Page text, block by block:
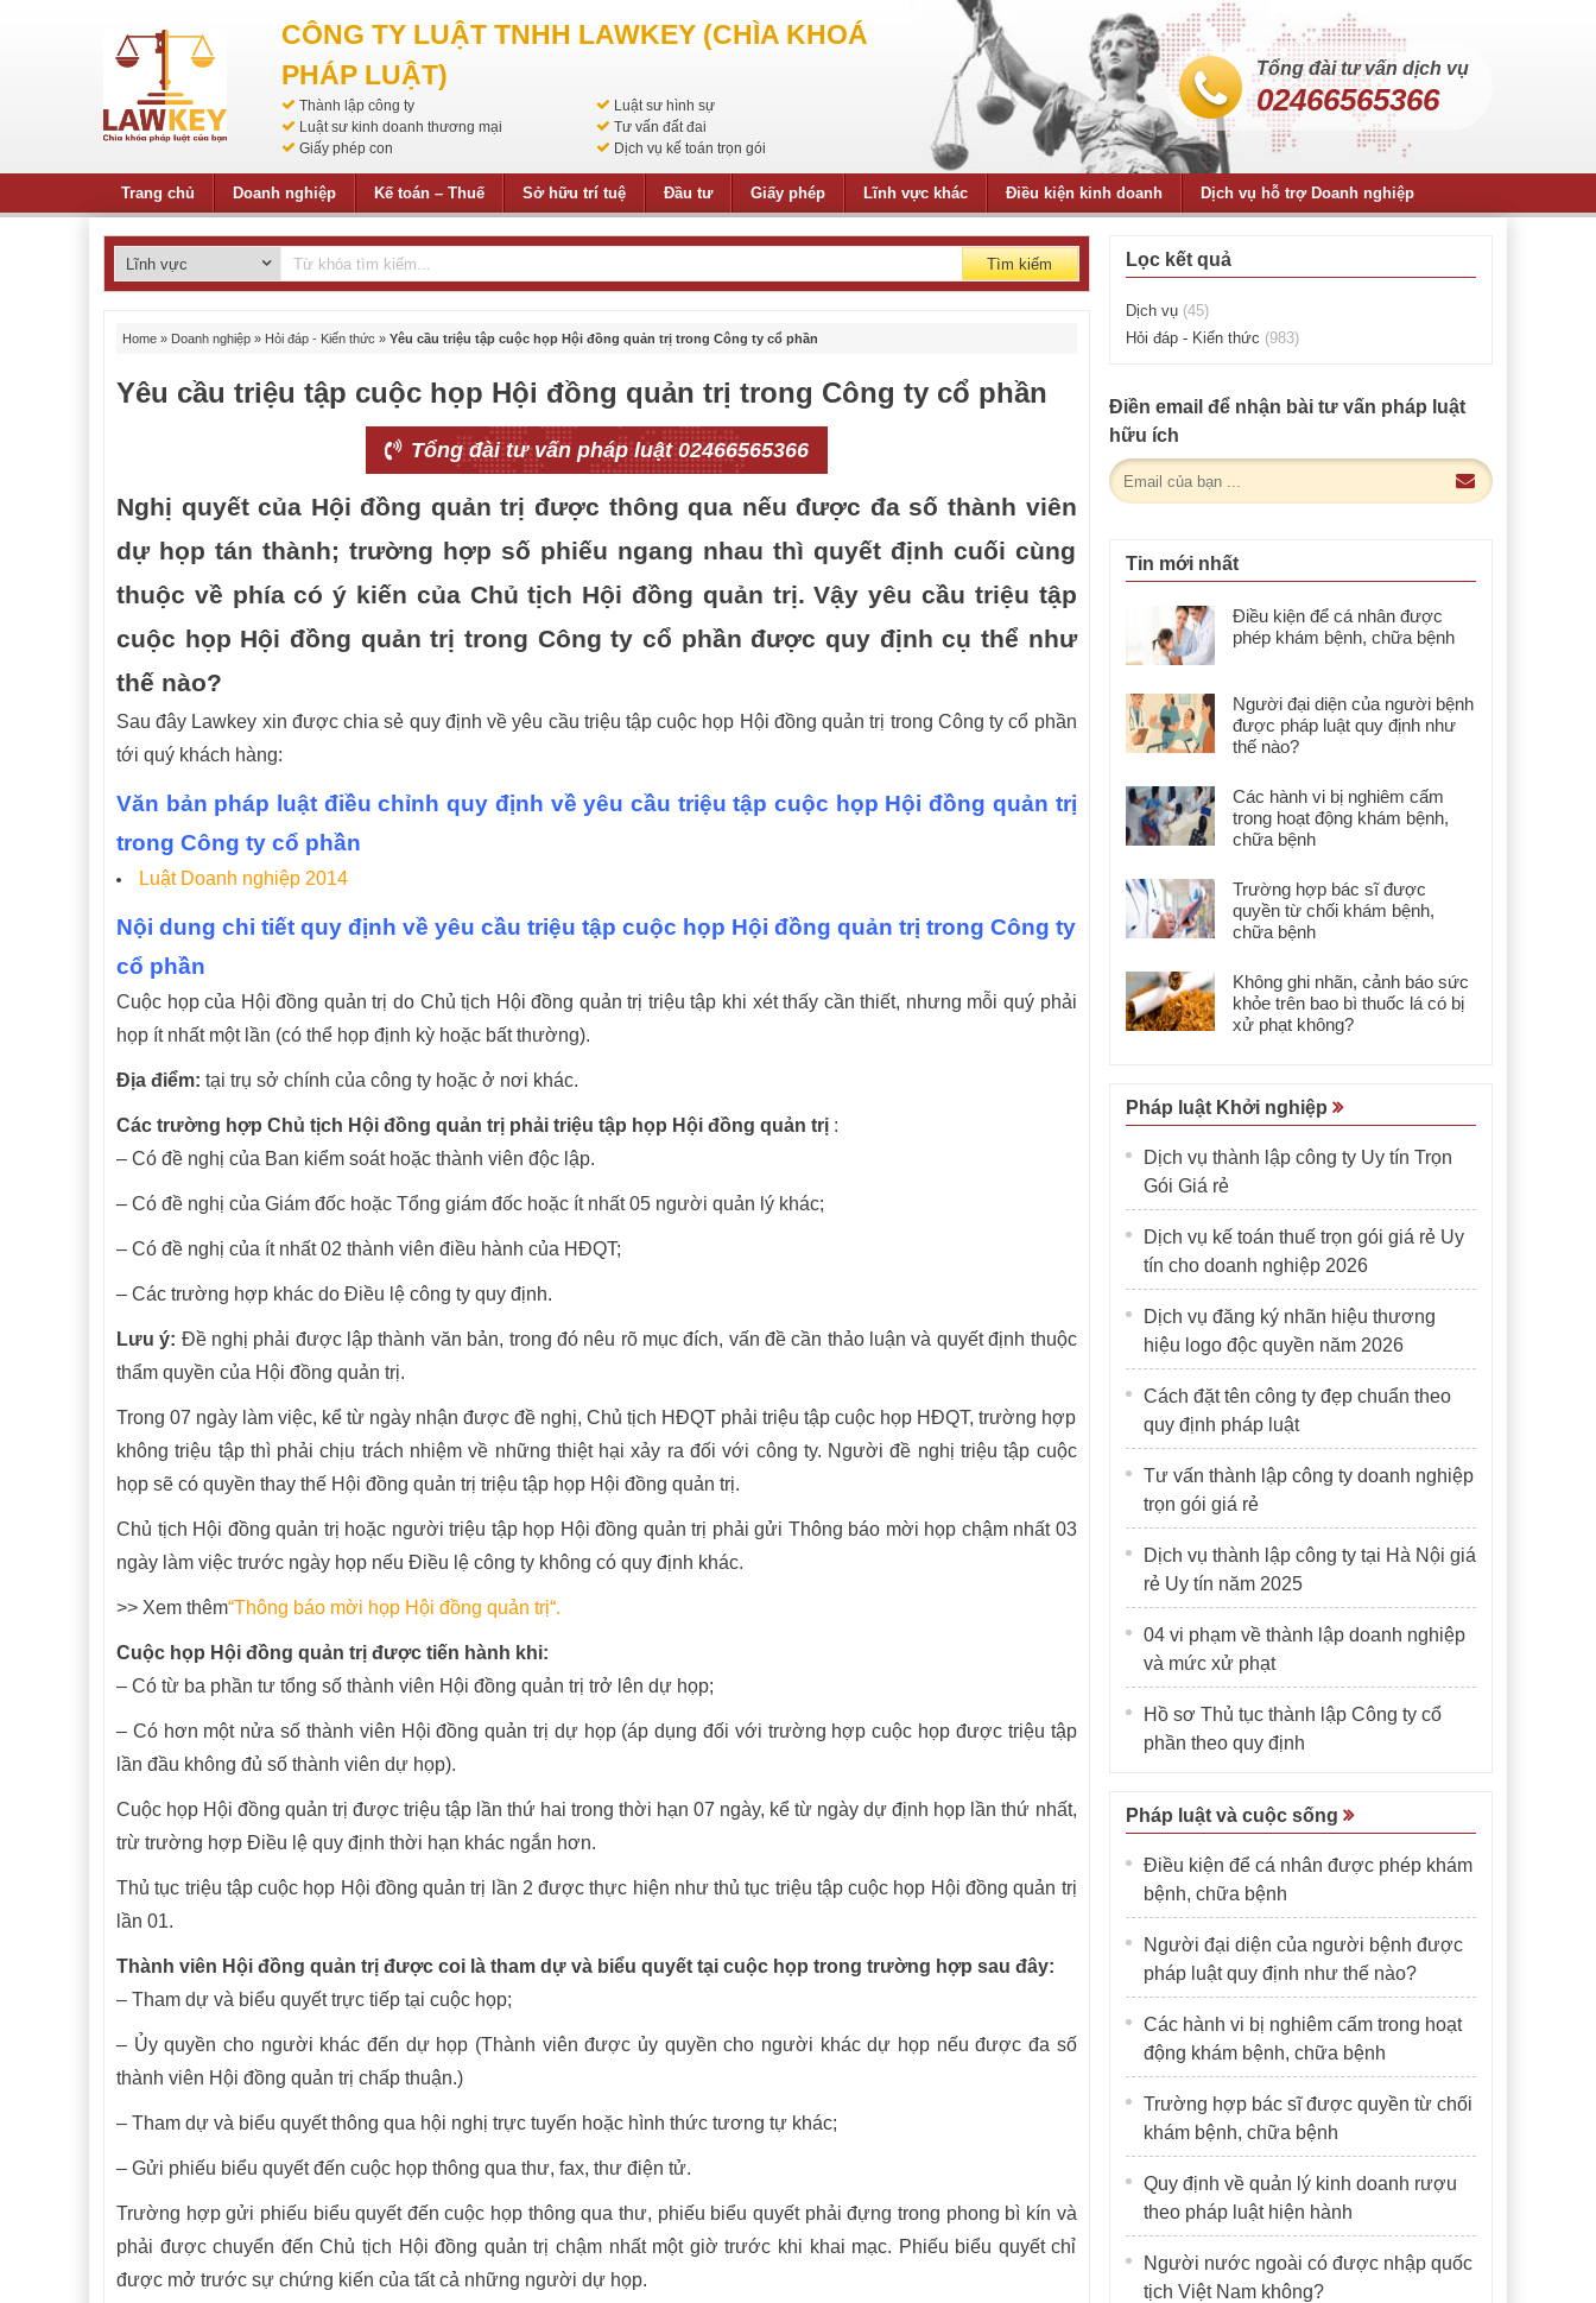
CÔNG TY LUẬT TNHH LAWKEY (CHÌA KHOÁ
PHÁP LUẬT)
Thành lập công ty
Luật sư hình sự
Luật sư kinh doanh thương mại
Tư vấn đất đai
Giấy phép con
Dịch vụ kế toán trọn gói
Tổng đài tư vấn dịch vụ
02466565366
Trang chủ Doanh nghiệp Kế toán – Thuế Sở hữu trí tuệ Đầu tư Giấy phép Lĩnh vực khác Điều kiện kinh doanh Dịch vụ hỗ trợ Doanh nghiệp
Tìm kiếm
Home » Doanh nghiệp » Hỏi đáp - Kiến thức » Yêu cầu triệu tập cuộc họp Hội đồng quản trị trong Công ty cổ phần
Yêu cầu triệu tập cuộc họp Hội đồng quản trị trong Công ty cổ phần
Tổng đài tư vấn pháp luật 02466565366
Nghị quyết của Hội đồng quản trị được thông qua nếu được đa số thành viên
dự họp tán thành; trường hợp số phiếu ngang nhau thì quyết định cuối cùng
thuộc về phía có ý kiến của Chủ tịch Hội đồng quản trị. Vậy yêu cầu triệu tập
cuộc họp Hội đồng quản trị trong Công ty cổ phần được quy định cụ thể như
thế nào?
Sau đây Lawkey xin được chia sẻ quy định về yêu cầu triệu tập cuộc họp Hội đồng quản trị trong Công ty cổ phần
tới quý khách hàng:
Văn bản pháp luật điều chỉnh quy định về yêu cầu triệu tập cuộc họp Hội đồng quản trị
trong Công ty cổ phần
Luật Doanh nghiệp 2014
Nội dung chi tiết quy định về yêu cầu triệu tập cuộc họp Hội đồng quản trị trong Công ty
cổ phần
Cuộc họp của Hội đồng quản trị do Chủ tịch Hội đồng quản trị triệu tập khi xét thấy cần thiết, nhưng mỗi quý phải
họp ít nhất một lần (có thể họp định kỳ hoặc bất thường).
Địa điểm: tại trụ sở chính của công ty hoặc ở nơi khác.
Các trường hợp Chủ tịch Hội đồng quản trị phải triệu tập họp Hội đồng quản trị :
– Có đề nghị của Ban kiểm soát hoặc thành viên độc lập.
– Có đề nghị của Giám đốc hoặc Tổng giám đốc hoặc ít nhất 05 người quản lý khác;
– Có đề nghị của ít nhất 02 thành viên điều hành của HĐQT;
– Các trường hợp khác do Điều lệ công ty quy định.
Lưu ý: Đề nghị phải được lập thành văn bản, trong đó nêu rõ mục đích, vấn đề cần thảo luận và quyết định thuộc
thẩm quyền của Hội đồng quản trị.
Trong 07 ngày làm việc, kể từ ngày nhận được đề nghị, Chủ tịch HĐQT phải triệu tập cuộc họp HĐQT, trường hợp
không triệu tập thì phải chịu trách nhiệm về những thiệt hại xảy ra đối với công ty. Người đề nghị triệu tập cuộc
họp sẽ có quyền thay thế Hội đồng quản trị triệu tập họp Hội đồng quản trị.
Chủ tịch Hội đồng quản trị hoặc người triệu tập họp Hội đồng quản trị phải gửi Thông báo mời họp chậm nhất 03
ngày làm việc trước ngày họp nếu Điều lệ công ty không có quy định khác.
>> Xem thêm“Thông báo mời họp Hội đồng quản trị“.
Cuộc họp Hội đồng quản trị được tiến hành khi:
– Có từ ba phần tư tổng số thành viên Hội đồng quản trị trở lên dự họp;
– Có hơn một nửa số thành viên Hội đồng quản trị dự họp (áp dụng đối với trường hợp cuộc họp được triệu tập
lần đầu không đủ số thành viên dự họp).
Cuộc họp Hội đồng quản trị được triệu tập lần thứ hai trong thời hạn 07 ngày, kể từ ngày dự định họp lần thứ nhất,
trừ trường hợp Điều lệ quy định thời hạn khác ngắn hơn.
Thủ tục triệu tập cuộc họp Hội đồng quản trị lần 2 được thực hiện như thủ tục triệu tập cuộc họp Hội đồng quản trị
lần 01.
Thành viên Hội đồng quản trị được coi là tham dự và biểu quyết tại cuộc họp trong trường hợp sau đây:
– Tham dự và biểu quyết trực tiếp tại cuộc họp;
– Ủy quyền cho người khác đến dự họp (Thành viên được ủy quyền cho người khác dự họp nếu được đa số
thành viên Hội đồng quản trị chấp thuận.)
– Tham dự và biểu quyết thông qua hội nghị trực tuyến hoặc hình thức tương tự khác;
– Gửi phiếu biểu quyết đến cuộc họp thông qua thư, fax, thư điện tử.
Trường hợp gửi phiếu biểu quyết đến cuộc họp thông qua thư, phiếu biểu quyết phải đựng trong phong bì kín và
phải được chuyển đến Chủ tịch Hội đồng quản trị chậm nhất một giờ trước khi khai mạc. Phiếu biểu quyết chỉ
được mở trước sự chứng kiến của tất cả những người dự họp.
Lọc kết quả
Dịch vụ (45)
Hỏi đáp - Kiến thức (983)
Điền email để nhận bài tư vấn pháp luật
hữu ích
Tin mới nhất
Điều kiện để cá nhân được
phép khám bệnh, chữa bệnh
Người đại diện của người bệnh
được pháp luật quy định như
thế nào?
Các hành vi bị nghiêm cấm
trong hoạt động khám bệnh,
chữa bệnh
Trường hợp bác sĩ được
quyền từ chối khám bệnh,
chữa bệnh
Không ghi nhãn, cảnh báo sức
khỏe trên bao bì thuốc lá có bị
xử phạt không?
Pháp luật Khởi nghiệp
Dịch vụ thành lập công ty Uy tín Trọn
Gói Giá rẻ
Dịch vụ kế toán thuế trọn gói giá rẻ Uy
tín cho doanh nghiệp 2026
Dịch vụ đăng ký nhãn hiệu thương
hiệu logo độc quyền năm 2026
Cách đặt tên công ty đẹp chuẩn theo
quy định pháp luật
Tư vấn thành lập công ty doanh nghiệp
trọn gói giá rẻ
Dịch vụ thành lập công ty tại Hà Nội giá
rẻ Uy tín năm 2025
04 vi phạm về thành lập doanh nghiệp
và mức xử phạt
Hồ sơ Thủ tục thành lập Công ty cổ
phần theo quy định
Pháp luật và cuộc sống
Điều kiện để cá nhân được phép khám
bệnh, chữa bệnh
Người đại diện của người bệnh được
pháp luật quy định như thế nào?
Các hành vi bị nghiêm cấm trong hoạt
động khám bệnh, chữa bệnh
Trường hợp bác sĩ được quyền từ chối
khám bệnh, chữa bệnh
Quy định về quản lý kinh doanh rượu
theo pháp luật hiện hành
Người nước ngoài có được nhập quốc
tịch Việt Nam không?